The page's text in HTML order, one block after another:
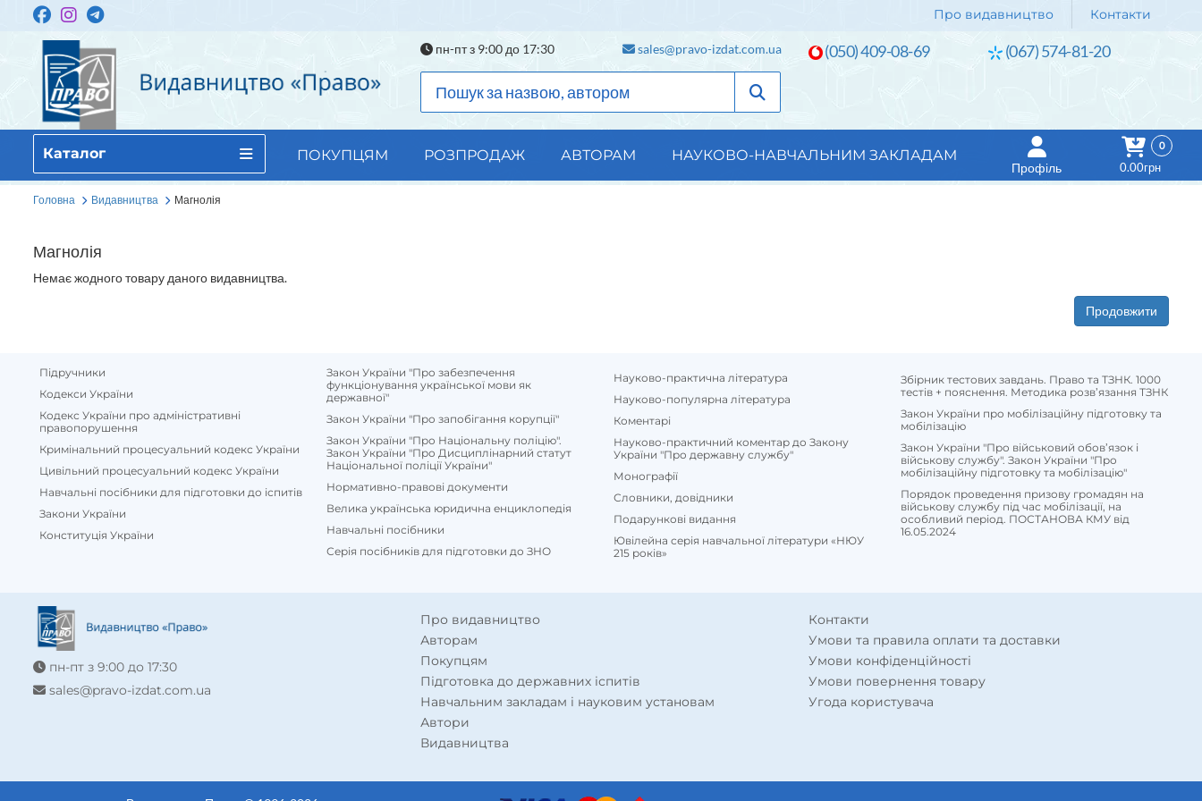
Про видавництво Контакти
пн-пт з 9:00 до 17:30 sales@pravo-izdat.com.ua (050) 409-08-69 (067) 574-81-20
Каталог ПОКУПЦЯМ РОЗПРОДАЖ АВТОРАМ НАУКОВО-НАВЧАЛЬНИМ ЗАКЛАДАМ
Профіль
0
0.00грн
Головна Видавництва Магнолія
Магнолія
Немає жодного товару даного видавництва.
Продовжити
Підручники
Кодекси України
Кодекс України про адміністративні
правопорушення
Кримінальний процесуальний кодекс України
Цивільний процесуальний кодекс України
Навчальні посібники для підготовки до іспитів
Закони України
Конституція України
Закон України "Про забезпечення
функціонування української мови як
державної"
Закон України "Про запобігання корупції"
Закон України "Про Національну поліцію".
Закон України "Про Дисциплінарний статут
Національної поліції України"
Нормативно-правові документи
Велика українська юридична енциклопедія
Навчальні посібники
Серія посібників для підготовки до ЗНО
Науково-практична література
Науково-популярна література
Коментарі
Науково-практичний коментар до Закону
України "Про державну службу"
Монографії
Словники, довідники
Подарункові видання
Ювілейна серія навчальної літератури «НЮУ
215 років»
Збірник тестових завдань. Право та ТЗНК. 1000
тестів + пояснення. Методика розв’язання ТЗНК
Закон України про мобілізаційну підготовку та
мобілізацію
Закон України "Про військовий обов’язок і
військову службу". Закон України "Про
мобілізаційну підготовку та мобілізацію"
Порядок проведення призову громадян на
військову службу під час мобілізації, на
особливий період. ПОСТАНОВА КМУ від
16.05.2024
пн-пт з 9:00 до 17:30
sales@pravo-izdat.com.ua
Про видавництво
Авторам
Покупцям
Підготовка до державних іспитів
Навчальним закладам і науковим установам
Автори
Видавництва
Контакти
Умови та правила оплати та доставки
Умови конфіденційності
Умови повернення товару
Угода користувача